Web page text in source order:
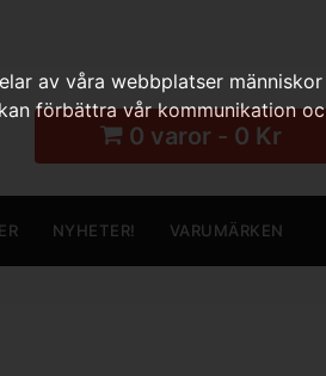
0 varor - 0 Kr
NYHETER! VARUMÄRKEN
av våra webbplatser
förbättra vår kommunikation